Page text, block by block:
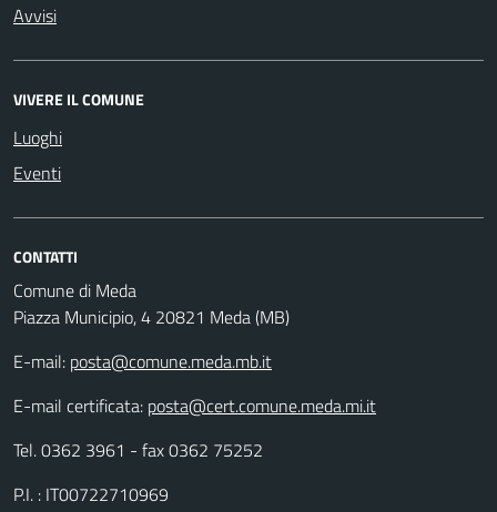
Avvisi
VIVERE IL COMUNE
Luoghi
Eventi
CONTATTI
Comune di Meda
Piazza Municipio, 4 20821 Meda (MB)
E-mail: posta@comune.meda.mb.it
E-mail certificata: posta@cert.comune.meda.mi.it
Tel. 0362 3961 - fax 0362 75252
P.I. : IT00722710969